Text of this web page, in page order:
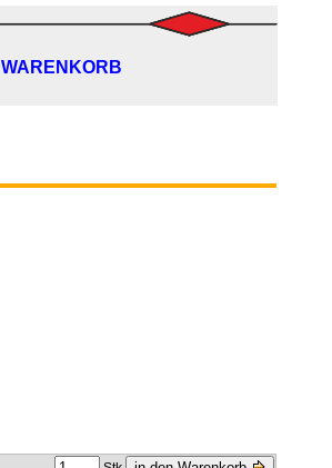
WARENKORB